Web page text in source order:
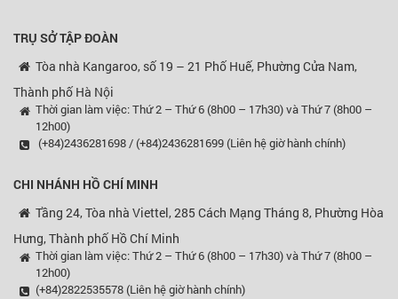
TRỤ SỞ TẬP ĐOÀN
Tòa nhà Kangaroo, số 19 – 21 Phố Huế, Phường Cửa Nam,
Thành phố Hà Nội
Thời gian làm việc: Thứ 2 – Thứ 6 (8h00 – 17h30) và Thứ 7 (8h00 –
12h00)
(+84)2436281698 / (+84)2436281699 (Liên hệ giờ hành chính)
CHI NHÁNH HỒ CHÍ MINH
Tầng 24, Tòa nhà Viettel, 285 Cách Mạng Tháng 8, Phường Hòa
Hưng, Thành phố Hồ Chí Minh
Thời gian làm việc: Thứ 2 – Thứ 6 (8h00 – 17h30) và Thứ 7 (8h00 –
12h00)
(+84)2822535578 (Liên hệ giờ hành chính)